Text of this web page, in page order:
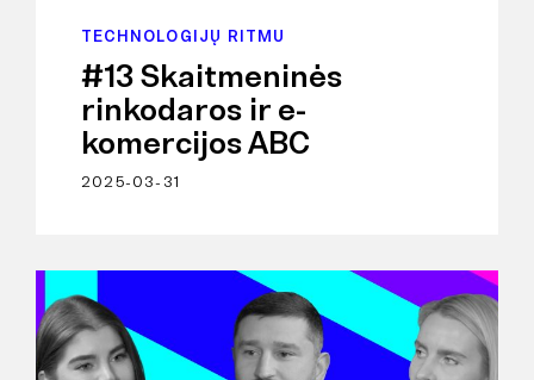
TECHNOLOGIJŲ RITMU
#13 Skaitmeninės
rinkodaros ir e-
komercijos ABC
2025-03-31